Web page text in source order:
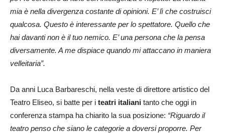
mia è nella divergenza costante di opinioni. E’ lì che costruisci
qualcosa. Questo è interessante per lo spettatore. Quello che
hai davanti non è il tuo nemico. E’ una persona che la pensa
diversamente. A me dispiace quando mi attaccano in maniera
velleitaria”.
Da anni Luca Barbareschi, nella veste di direttore artistico del
Teatro Eliseo, si batte per i teatri italiani tanto che oggi in
conferenza stampa ha chiarito la sua posizione: “Riguardo il
teatro penso che siano le categorie a doversi proporre. Per